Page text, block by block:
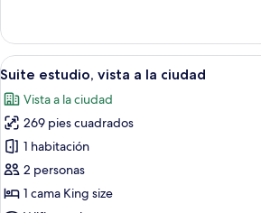
estudio
Confort,
vista
la
ciudad
Abrir
todas
las
fotos
de
Suite
estudio,
Una
8
Suite estudio, vista a la ciudad
Vista a la ciudad
269 pies cuadrados
1 habitación
2 personas
1 cama King size